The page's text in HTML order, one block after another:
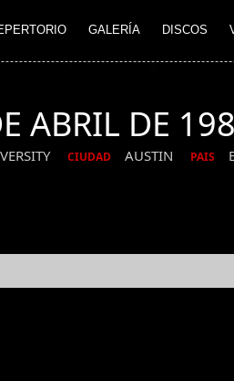
GALERÍA DISCOS
ABRIL DE
CIUDAD AUSTIN PAIS